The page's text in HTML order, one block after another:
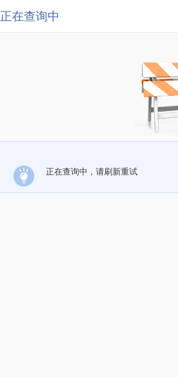
正在查询中
正在查询中，请刷新重试